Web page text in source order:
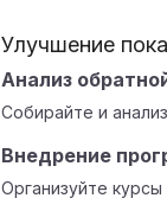
Улучшение
Анализ
Собирайте и
Внедрение
Организуйте